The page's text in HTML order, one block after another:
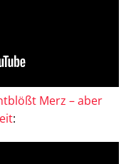
Merz – aber
: